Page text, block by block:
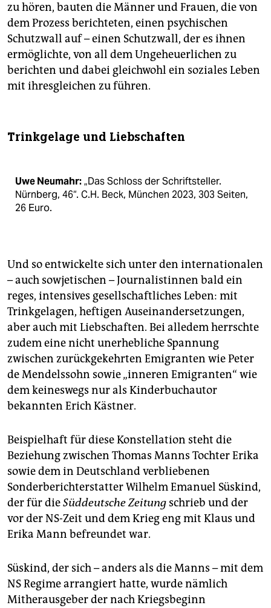
zu hören, bauten die Männer und Frauen, die von
dem Prozess berichteten, einen psychischen
Schutzwall auf – einen Schutzwall, der es ihnen
ermöglichte, von all dem Ungeheuerlichen zu
berichten und dabei gleichwohl ein soziales Leben
mit ihresgleichen zu führen.
Trinkgelage und Liebschaften
Uwe Neumahr:„Das Schloss der Schriftsteller.
Nürnberg, 46“. C.H. Beck, München 2023, 303 Seiten,
26 Euro.
Und so entwickelte sich unter den internationalen
– auch sowjetischen – Journalistinnen bald ein
reges, intensives gesellschaftliches Leben: mit
Trinkgelagen, heftigen Auseinandersetzungen,
aber auch mit Liebschaften. Bei alledem herrschte
zudem eine nicht unerhebliche Spannung
zwischen zurückgekehrten Emigranten wie Peter
de Mendelssohn sowie „inneren Emigranten“ wie
dem keineswegs nur als Kinderbuchautor
bekannten Erich Kästner.
Beispielhaft für diese Konstellation steht die
Beziehung zwischen Thomas Manns Tochter Erika
sowie dem in Deutschland verbliebenen
Sonderberichterstatter Wilhelm Emanuel Süskind,
der für dieSüddeutsche Zeitung schrieb und der
vor der NS-Zeit und dem Krieg eng mit Klaus und
Erika Mann befreundet war.
Süskind, der sich – anders als die Manns – mit dem
NS Regime arrangiert hatte, wurde nämlich
Mitherausgeber der nach Kriegsbeginn